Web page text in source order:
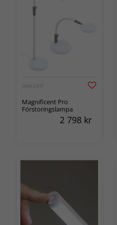
DAYLIGHT
Magnificent Pro
Förstoringslampa
2 798 kr